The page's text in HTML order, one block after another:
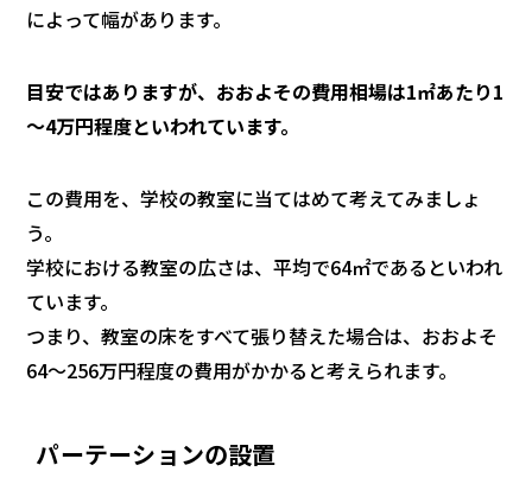
によって幅があります。
目安ではありますが、おおよその費用相場は1㎡あたり1
～4万円程度といわれています。
この費用を、学校の教室に当てはめて考えてみましょ
う。
学校における教室の広さは、平均で64㎡であるといわれ
ています。
つまり、教室の床をすべて張り替えた場合は、おおよそ
64～256万円程度の費用がかかると考えられます。
パーテーションの設置